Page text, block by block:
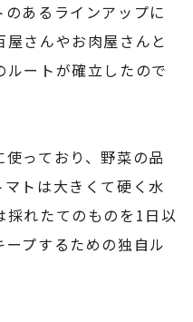
あるラインアップに
さんやお肉屋さんと
ートが確立したので
っており、野菜の品
トは大きくて硬く水
採れたてのものを1日以
プするための独自ル